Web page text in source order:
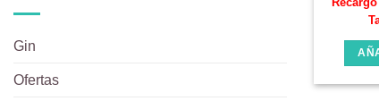
Gin
Ofertas